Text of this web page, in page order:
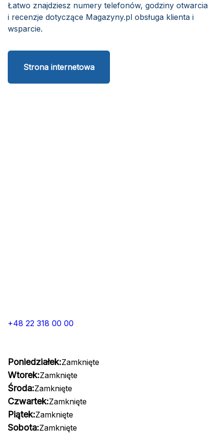
Łatwo znajdziesz numery telefonów, godziny otwarcia
i recenzje dotyczące Magazyny.pl obsługa klienta i
wsparcie.
Strona internetowa
+48 22 318 00 00
Poniedziałek:Zamknięte
Wtorek:Zamknięte
Środa:Zamknięte
Czwartek:Zamknięte
Piątek:Zamknięte
Sobota:Zamknięte